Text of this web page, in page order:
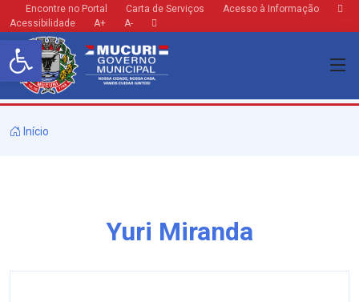
Barra de Ferramentas Aberta
Encontre no Portal Carta de Serviços
Acesso à Informação
Acessibilidade
A+ A-
Início
Yuri Miranda